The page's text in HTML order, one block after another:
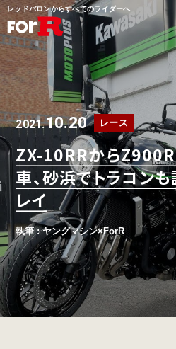
レッドバロンからすべてのライダーへ
2021.10.20 レース
ZX-10RRから
車、砂浜でトラコンも
レイ
執筆 : ヤングマシン×ForR